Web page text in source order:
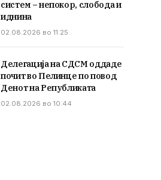
систем – непокор, слобода и
иднина
02.08.2026 во 11:25
Делегација на СДСМ оддаде
почит во Пелинце по повод
Денот на Републиката
02.08.2026 во 10:44